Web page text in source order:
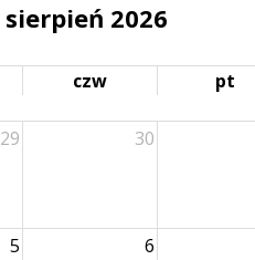
sierpień 2026
czw pt
29 30
5 6